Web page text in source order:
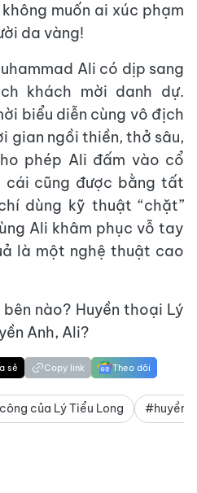
muốn ai xúc phạm
da vàng!
Ali có dịp sang
khách mời danh dự.
biểu diễn cùng vô địch
gian ngồi thiền, thở sâu,
phép Ali đấm vào cổ
cái cũng được bằng tất
dùng kỹ thuật “chặt”
Ali khâm phục vỗ tay
là một nghệ thuật cao
nào? Huyền thoại Lý
Anh, Ali?
sẻ Copy link Theo dõi
của Lý Tiểu Long #huyền